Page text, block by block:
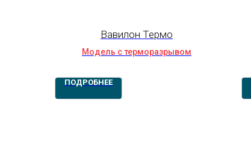
Вавилон Термо
Модель с терморазрывом
ПОДРОБНЕЕ